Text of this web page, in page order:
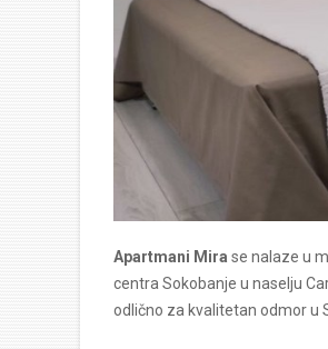
Apartmani Mira se nalaze u
centra Sokobanje u naselju
odlično za kvalitetan odmor u